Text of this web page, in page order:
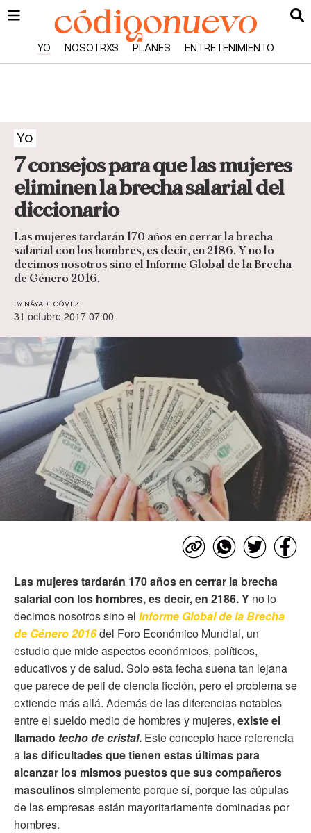
YO NOSOTRXS PLANES ENTRETENIMIENTO
Yo
7 consejos para que las mujeres
eliminen la brecha salarial del
diccionario
Las mujeres tardarán 170 años en cerrar la brecha
salarial con los hombres, es decir, en 2186. Y no lo
decimos nosotros sino el Informe Global de la Brecha
de Género 2016.
BY NÁYADE GÓMEZ
31 octubre 2017 07:00
Las mujeres tardarán 170 años en cerrar la brecha
salarial con los hombres, es decir, en 2186. Y no lo
decimos nosotros sino el Informe Global de la Brecha
de Género 2016del Foro Económico Mundial, un
estudio que mide aspectos económicos, políticos,
educativos y de salud. Solo esta fecha suena tan lejana
que parece de peli de ciencia ficción, pero el problema se
extiende más allá. Además de las diferencias notables
entre el sueldo medio de hombres y mujeres, existe el
llamado techo de cristal. Este concepto hace referencia
a las dificultades que tienen estas últimas para
alcanzar los mismos puestos que sus compañeros
masculinossimplemente porque sí, porque las cúpulas
de las empresas están mayoritariamente dominadas por
hombres.